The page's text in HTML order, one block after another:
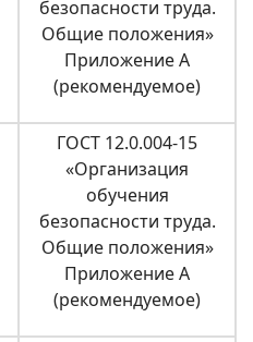
безопасности труда.
Общие положения»
Приложение А
(рекомендуемое)
ГОСТ 12.0.004-15
«Организация
обучения
безопасности труда.
Общие положения»
Приложение А
(рекомендуемое)